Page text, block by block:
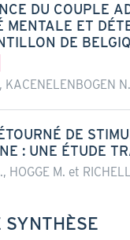
DU COUPLE
MENTALE ET
DE
KACENELENBOGEN
DE
: UNE ÉTUDE
HOGGE M. et
SYNTHÈSE